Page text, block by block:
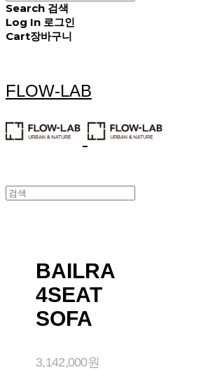
Search 검색
Log In 로그인
Cart장바구니
FLOW-LAB
BAILRA
4SEAT
SOFA
3,142,000원